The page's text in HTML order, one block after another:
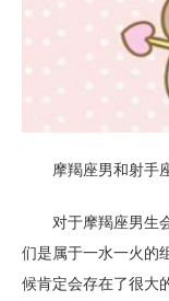
摩羯座男和射手
对于摩羯座男生会
们是属于一水一火的
候肯定会存在了很大